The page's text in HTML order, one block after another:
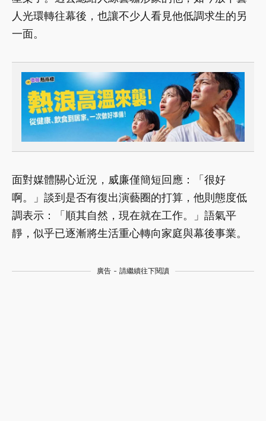
人光環轉往幕後，也讓不少人看見他低調求生的另
一面。
面對媒體關心近況，威廉僅簡短回應：「很好
啊。」談到是否有復出演藝圈的打算，他則態度低
調表示：「順其自然，現在就在工作。」語氣平
靜，似乎已逐漸將生活重心轉向家庭與幕後事業。
廣告 - 請繼續往下閱讀